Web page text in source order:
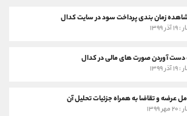
زمان بندی پرداخت سود در سایت کدال
۱۳۹۹
دست آوردن صورت های مالی در کدال
۱۳۹۹
عرضه و تقاضا به همراه جزئیات تحلیل آن
۱۳۹۹